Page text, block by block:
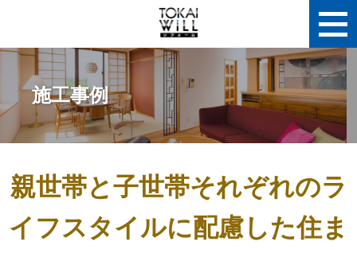
施工事例
親世帯と子世帯それぞれのラ
イフスタイルに配慮した住ま